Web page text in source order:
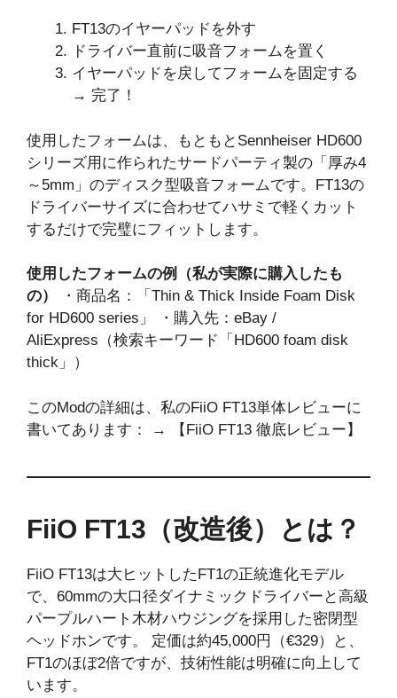
FT13のイヤーパッドを外す
ドライバー直前に吸音フォームを置く
イヤーパッドを戻してフォームを固定する
→ 完了！
使用したフォームは、もともとSennheiser HD600
シリーズ用に作られたサードパーティ製の「厚み4
～5mm」のディスク型吸音フォームです。FT13の
ドライバーサイズに合わせてハサミで軽くカット
するだけで完璧にフィットします。
使用したフォームの例（私が実際に購入したも
の）
・商品名：「Thin & Thick Inside Foam Disk
for HD600 series」 ・購入先：eBay /
AliExpress（検索キーワード「HD600 foam disk
thick」）
このModの詳細は、私のFiiO FT13単体レビューに
書いてあります： → 【FiiO FT13 徹底レビュー】
FiiO FT13（改造後）とは？
FiiO FT13は大ヒットしたFT1の正統進化モデル
で、60mmの大口径ダイナミックドライバーと高級
パープルハート木材ハウジングを採用した密閉型
ヘッドホンです。 定価は約45,000円（€329）と、
FT1のほぼ2倍ですが、技術性能は明確に向上して
います。